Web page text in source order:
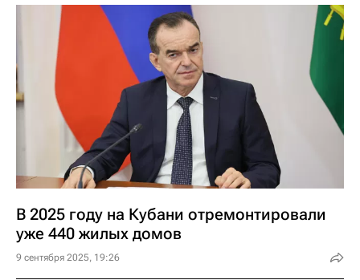
В 2025 году на Кубани отремонтировали
уже 440 жилых домов
9 сентября 2025, 19:26